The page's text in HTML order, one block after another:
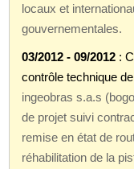
locaux et
gouvernementales.
03/2012 - 09/2012 :
contrôle technique
ingeobras s.a.s
de projet suivi
remise en état de
réhabilitation de la